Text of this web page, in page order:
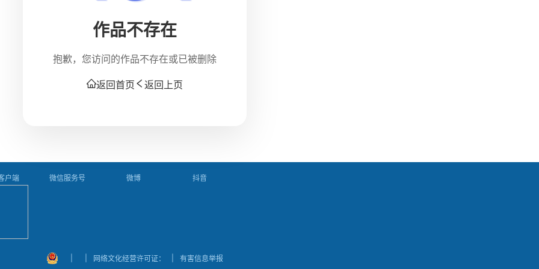
作品不存在
抱歉，您访问的作品不存在或已被删除
返回首页 返回上页
户端 微信服务号 微博 抖音
网络文化经营许可证： 有害信息举报